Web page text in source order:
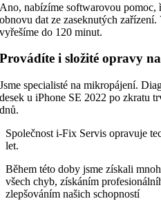
Ano, nabízíme softwarovou pomoc,
obnovu dat ze zaseknutých
vyřešíme do 120 minut.
Provádíte i složité opravy
Jsme specialisté na mikropájení.
desek u iPhone SE 2022 po zkratu
dnů.
Společnost i-Fix Servis opravuje
let.
Během této doby jsme získali
všech chyb, získáním
zlepšováním našich schopností